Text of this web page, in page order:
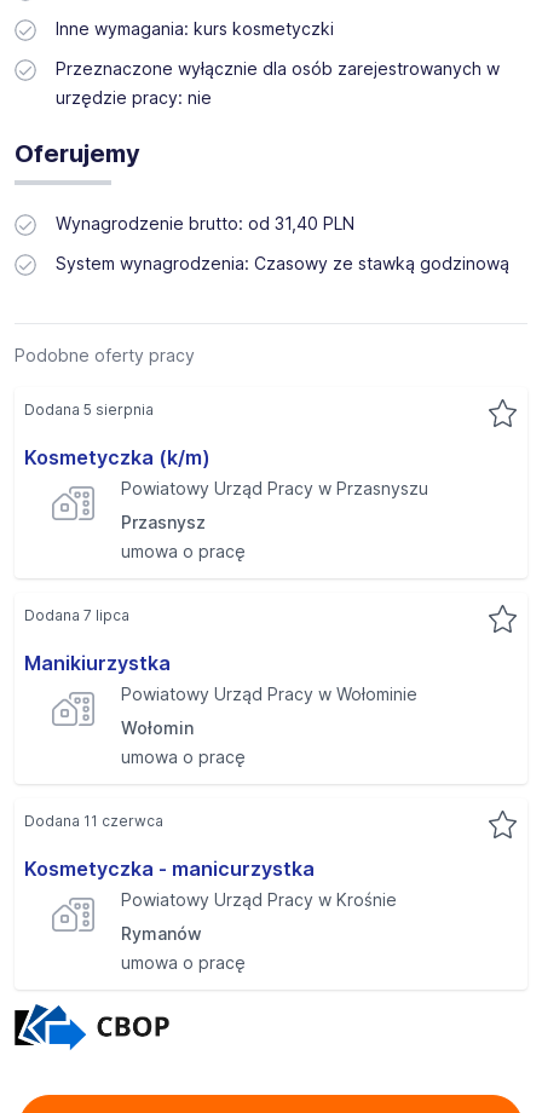
Inne wymagania: kurs kosmetyczki
Przeznaczone wyłącznie dla osób zarejestrowanych w
urzędzie pracy: nie
Oferujemy
Wynagrodzenie brutto: od 31,40 PLN
System wynagrodzenia: Czasowy ze stawką godzinową
Podobne oferty pracy
Kosmetyczka (k/m)
Powiatowy Urząd Pracy w Przasnyszu
Przasnysz
umowa o pracę
Dodana 5 sierpnia
Manikiurzystka
Powiatowy Urząd Pracy w Wołominie
Wołomin
umowa o pracę
Dodana 7 lipca
Kosmetyczka - manicurzystka
Powiatowy Urząd Pracy w Krośnie
Rymanów
umowa o pracę
Dodana 11 czerwca